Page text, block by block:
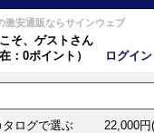
激安通販ならサインウェブ
そ、 ゲストさん
在：0ポイント）
ログイン
タログで選ぶ 22,000